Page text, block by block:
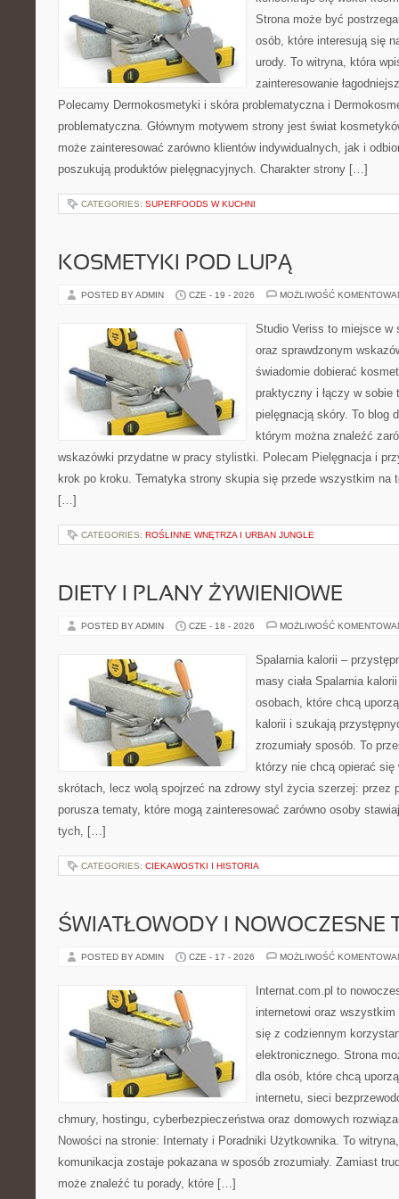
Strona może być
osób, które interesują się
urody. To witryna, która
zainteresowanie
Polecamy Dermokosmetyki i skóra problematyczna i
problematyczna. Głównym motywem strony jest świat
może zainteresować zarówno klientów indywidualnych, jak i
poszukują produktów pielęgnacyjnych. Charakter strony […]
CATEGORIES: SUPERFOODS W KUCHNI
KOSMETYKI POD LUPĄ
POSTED BY ADMIN CZE - 19 - 2026 MOŻLIWOŚĆ
Studio Veriss to miejsce w
oraz sprawdzonym
świadomie dobierać
praktyczny i łączy w sobie
pielęgnacją skóry. To blog
którym można znaleźć
wskazówki przydatne w pracy stylistki. Polecam Pielęgnacja i
krok po kroku. Tematyka strony skupia się przede wszystkim na
[…]
CATEGORIES: ROŚLINNE WNĘTRZA I URBAN JUNGLE
DIETY I PLANY ŻYWIENIOWE
POSTED BY ADMIN CZE - 18 - 2026 MOŻLIWOŚĆ
Spalarnia kalorii –
masy ciała Spalarnia
osobach, które chcą
kalorii i szukają
zrozumiały sposób. To
którzy nie chcą opierać się
skrótach, lecz wolą spojrzeć na zdrowy styl życia szerzej: przez
porusza tematy, które mogą zainteresować zarówno osoby
tych, […]
CATEGORIES: CIEKAWOSTKI I HISTORIA
ŚWIATŁOWODY I NOWOCZESNE
POSTED BY ADMIN CZE - 17 - 2026 MOŻLIWOŚĆ
Internat.com.pl to
internetowi oraz
się z codziennym
elektronicznego. Strona
dla osób, które chcą
internetu, sieci
chmury, hostingu, cyberbezpieczeństwa oraz domowych
Nowości na stronie: Internaty i Poradniki Użytkownika. To
komunikacja zostaje pokazana w sposób zrozumiały. Zamiast
może znaleźć tu porady, które […]